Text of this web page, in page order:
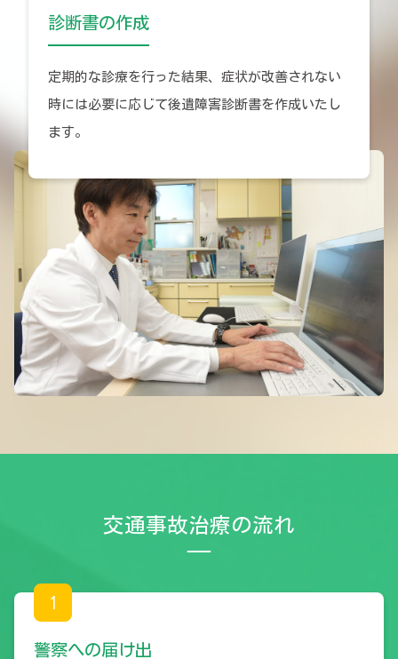
診断書の作成
定期的な診療を行った結果、症状が改善されない
時には必要に応じて後遺障害診断書を作成いたし
ます。
交通事故治療の流れ
1
警察への届け出